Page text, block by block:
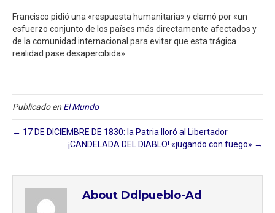
Francisco pidió una «respuesta humanitaria» y clamó por «un
esfuerzo conjunto de los países más directamente afectados y
de la comunidad internacional para evitar que esta trágica
realidad pase desapercibida».
Publicado en El Mundo
← 17 DE DICIEMBRE DE 1830: la Patria lloró al Libertador
¡CANDELADA DEL DIABLO! «jugando con fuego» →
About Ddlpueblo-Ad